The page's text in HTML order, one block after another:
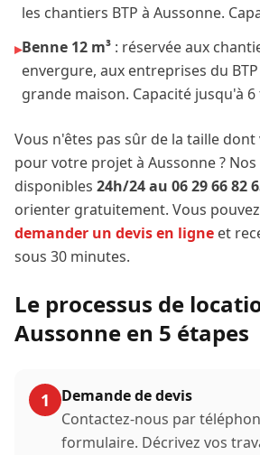
les chantiers BTP à Aussonne.
▸Benne 12 m³ : réservée aux
envergure, aux entreprises du
grande maison. Capacité jusqu'à
Vous n'êtes pas sûr de la taille dont
pour votre projet à Aussonne?
disponibles 24h/24 au 06 29 66 82
orienter gratuitement. Vous
demander un devis en ligne et
sous 30 minutes.
Le processus de
Aussonne en 5 étapes
1
Demande de devis
Contactez-nous par
formulaire. Décrivez vos